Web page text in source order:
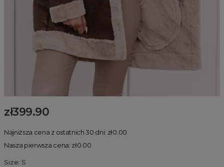
zł399.90
Najniższa cena z ostatnich 30 dni: zł0.00
Nasza pierwsza cena: zł0.00
Size: S